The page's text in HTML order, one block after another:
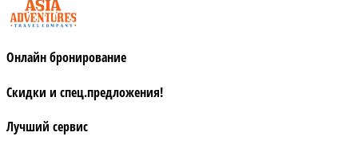
Онлайн бронирование
Скидки и спец.предложения!
Лучший сервис